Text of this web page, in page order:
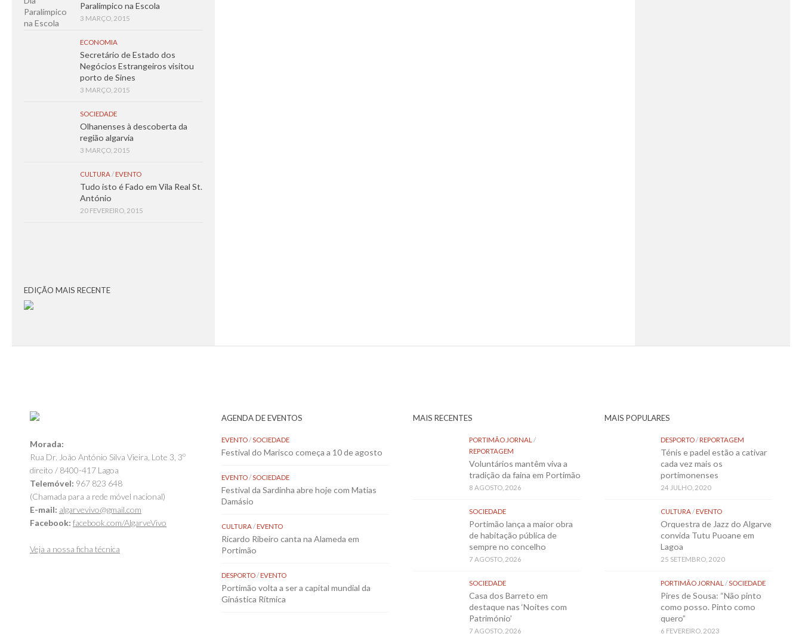
Paralímpico na Escola
3 MARÇO, 2015
ECONOMIA
Secretário de Estado dos
Negócios Estrangeiros visitou
porto de Sines
3 MARÇO, 2015
SOCIEDADE
Olhanenses à descoberta da
região algarvia
3 MARÇO, 2015
CULTURA/ EVENTO
Tudo isto é Fado em Vila Real St.
António
20 FEVEREIRO, 2015
EDIÇÃO MAIS RECENTE
Morada:
Rua Dr. João António Silva Vieira, Lote 3, 3º
direito / 8400-417 Lagoa
Telemóvel: 967 823 648
(Chamada para a rede móvel nacional)
E-mail: algarvevivo@gmail.com
Facebook: facebook.com/AlgarveVivo
Veja a nossa ficha técnica
AGENDA DE EVENTOS
EVENTO/SOCIEDADE
Festival do Marisco começa a 10 de agosto
EVENTO/SOCIEDADE
Festival da Sardinha abre hoje com Matias
Damásio
CULTURA/EVENTO
Ricardo Ribeiro canta na Alameda em
Portimão
DESPORTO/EVENTO
Portimão volta a ser a capital mundial da
Ginástica Rítmica
MAIS RECENTES
PORTIMÃO JORNAL /
REPORTAGEM
Voluntários mantêm viva a
tradição da faina em Portimão
8 AGOSTO, 2026
SOCIEDADE
Portimão lança a maior obra
de habitação pública de
sempre no concelho
7 AGOSTO, 2026
SOCIEDADE
Casa dos Barreto em
destaque nas ‘Noites com
Património’
7 AGOSTO, 2026
MAIS POPULARES
DESPORTO/REPORTAGEM
Ténis e padel estão a cativar
cada vez mais os
portimonenses
24 JULHO, 2020
CULTURA/EVENTO
Orquestra de Jazz do Algarve
convida Tutu Puoane em
Lagoa
25 SETEMBRO, 2020
PORTIMÃO JORNAL /SOCIEDADE
Pires de Sousa: “Não pinto
como posso. Pinto como
quero”
6 FEVEREIRO, 2023